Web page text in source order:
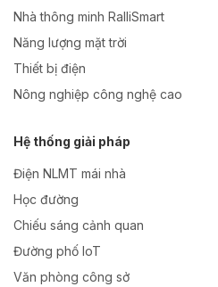
Nhà thông minh RalliSmart
Năng lượng mặt trời
Thiết bị điện
Nông nghiệp công nghệ cao
Hệ thống giải pháp
Điện NLMT mái nhà
Học đường
Chiếu sáng cảnh quan
Đường phố IoT
Văn phòng công sở